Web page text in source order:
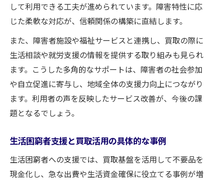
して利用できる工夫が進められています。障害特性に応
じた柔軟な対応が、信頼関係の構築に直結します。
また、障害者施設や福祉サービスと連携し、買取の際に
生活相談や就労支援の情報を提供する取り組みも見られ
ます。こうした多角的なサポートは、障害者の社会参加
や自立促進に寄与し、地域全体の支援力向上につながり
ます。利用者の声を反映したサービス改善が、今後の課
題となるでしょう。
生活困窮者支援と買取活用の具体的な事例
生活困窮者への支援では、買取基盤を活用して不要品を
現金化し、急な出費や生活資金確保に役立てる事例が増